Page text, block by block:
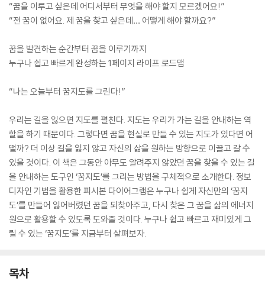
“꿈을 이루고 싶은데 어디서부터 무엇을 해야 할지 모르겠어요!”
“전 꿈이 없어요. 제 꿈을 찾고 싶은데… 어떻게 해야 할까요?”
꿈을 발견하는 순간부터 꿈을 이루기까지
누구나 쉽고 빠르게 완성하는 1페이지 라이프 로드맵
“나는 오늘부터 꿈지도를 그린다!”
우리는 길을 잃으면 지도를 펼친다. 지도는 우리가 가는 길을 안내하는 역
할을 하기 때문이다. 그렇다면 꿈을 현실로 만들 수 있는 지도가 있다면 어
떨까? 더 이상 길을 잃지 않고 자신의 삶을 원하는 방향으로 이끌고 갈 수
있을 것이다. 이 책은 그동안 아무도 알려주지 않았던 꿈을 찾을 수 있는 길
을 안내하는 도구인 ‘꿈지도’를 그리는 방법을 구체적으로 소개한다. 정보
디자인 기법을 활용한 피시본 다이어그램은 누구나 쉽게 자신만의 ‘꿈지
도’를 만들어 잃어버렸던 꿈을 되찾아주고, 다시 찾은 그 꿈을 삶의 에너지
원으로 활용할 수 있도록 도와줄 것이다. 누구나 쉽고 빠르고 재미있게 그
릴 수 있는 ‘꿈지도’를 지금부터 살펴보자.
목차